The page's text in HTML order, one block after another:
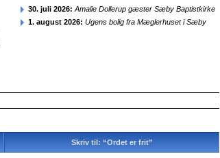
30. juli 2026: Amalie Dollerup gæster Sæby Baptistkirke
1. august 2026: Ugens bolig fra Mæglerhuset i Sæby
Skriv til: “Ordet er frit”